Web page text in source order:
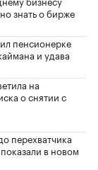
знать о бирже
пенсионерке
и удава
на
о снятии с
перехватчика
в новом